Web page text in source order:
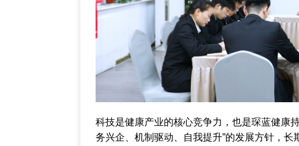
科技是健康产业的核心竞争力，也是琛蓝健康
务兴企、机制驱动、自我提升”的发展方针，